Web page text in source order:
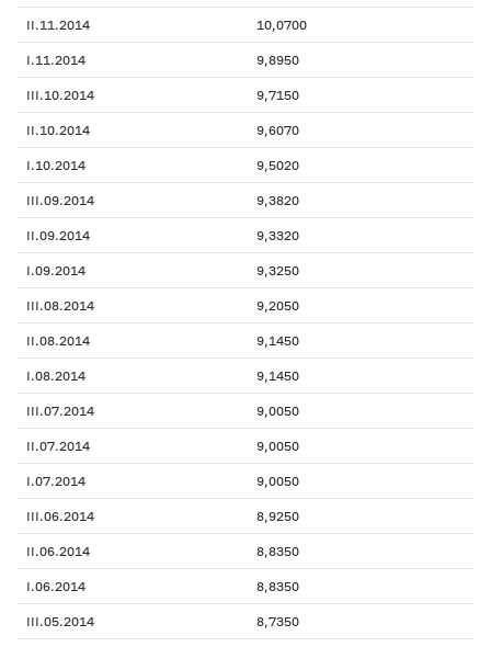
II.11.2014 10,0700
I.11.2014 9,8950
III.10.2014 9,7150
II.10.2014 9,6070
I.10.2014 9,5020
III.09.2014 9,3820
II.09.2014 9,3320
I.09.2014 9,3250
III.08.2014 9,2050
II.08.2014 9,1450
I.08.2014 9,1450
III.07.2014 9,0050
II.07.2014 9,0050
I.07.2014 9,0050
III.06.2014 8,9250
II.06.2014 8,8350
I.06.2014 8,8350
III.05.2014 8,7350